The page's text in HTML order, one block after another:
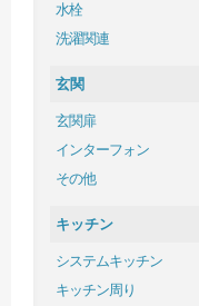
水栓
洗濯関連
玄関
玄関扉
インターフォン
その他
キッチン
システムキッチン
キッチン周り